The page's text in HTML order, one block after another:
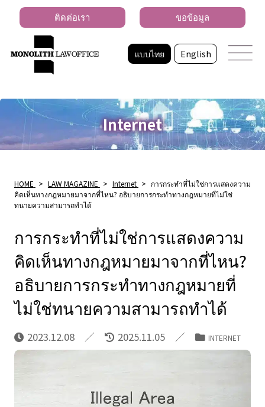
แบบไทย English
ติดต่อเรา ขอข้อมูล
Internet
HOME > LAW MAGAZINE > Internet > การกระทำที่ไม่ใช่การแสดงความ
คิดเห็นทางกฎหมายมาจากที่ไหน? อธิบายการกระทำทางกฎหมายที่ไม่ใช่
ทนายความสามารถทำได้
การกระทำที่ไม่ใช่การแสดงความ
คิดเห็นทางกฎหมายมาจากที่ไหน?
อธิบายการกระทำทางกฎหมายที่
ไม่ใช่ทนายความสามารถทำได้
2023.12.08 2025.11.05 INTERNET